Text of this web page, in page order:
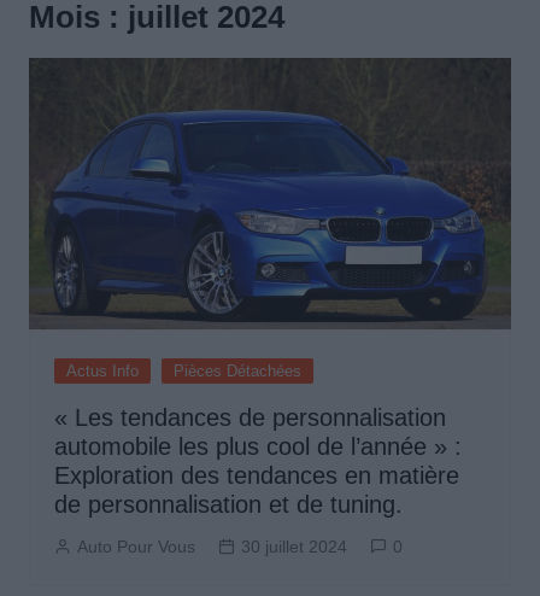
Mois : juillet 2024
Actus Info Pièces Détachées
« Les tendances de personnalisation
automobile les plus cool de l’année » :
Exploration des tendances en matière
de personnalisation et de tuning.
Auto Pour Vous 30 juillet 2024 0